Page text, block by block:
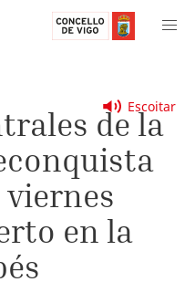
Escoitar
de la
en la